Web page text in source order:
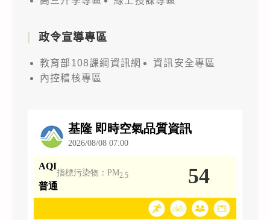
政令宣導專區
教育部108課綱資訊網
資訊安全專區
內控稽核專區